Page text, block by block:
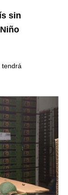
sin
tendrá